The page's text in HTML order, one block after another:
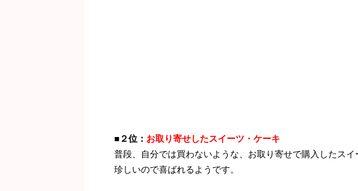
■２位： お取り寄せしたスイーツ・ケーキ
普段、自分では買わないような、お取り寄せで購入したスイ
珍しいので喜ばれるようです。